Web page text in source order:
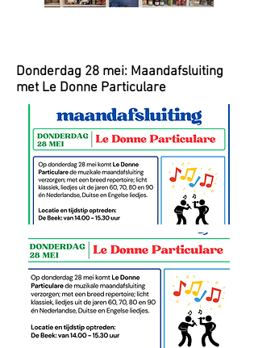
Donderdag 28 mei: Maandafsluiting
met Le Donne Particulare